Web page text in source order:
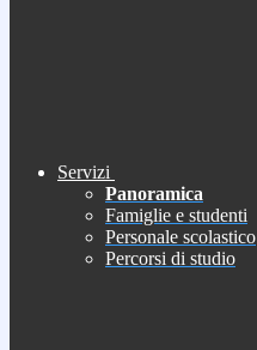
Servizi
Panoramica
Famiglie e studenti
Personale scolastico
Percorsi di studio